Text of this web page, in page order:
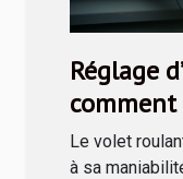
Réglage
comment
Le volet
à sa